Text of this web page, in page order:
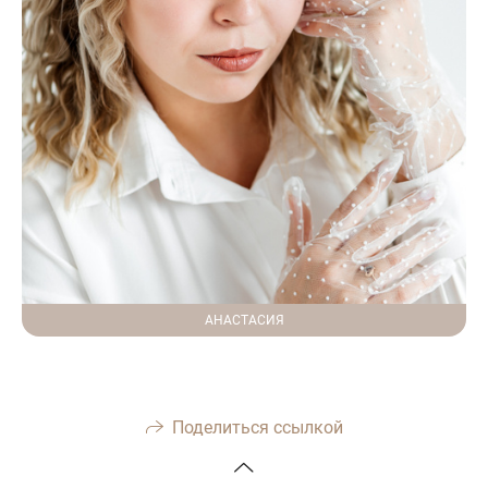
АНАСТАСИЯ
Поделиться ссылкой